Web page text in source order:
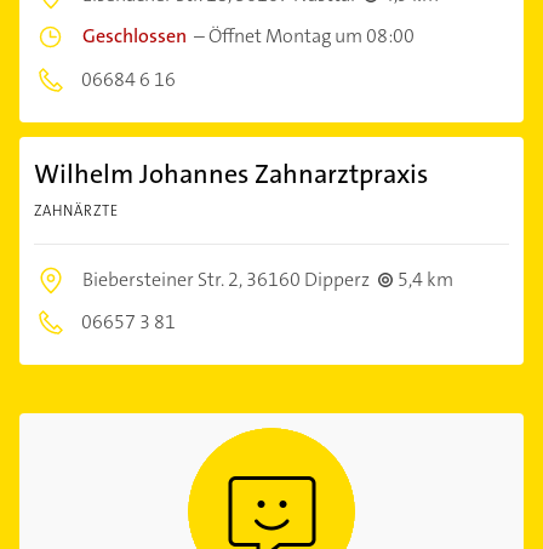
Geschlossen –Öffnet Montag um 08:00
06684 6 16
Wilhelm Johannes Zahnarztpraxis
ZAHNÄRZTE
Biebersteiner Str. 2,36160 Dipperz
5,4 km
06657 3 81